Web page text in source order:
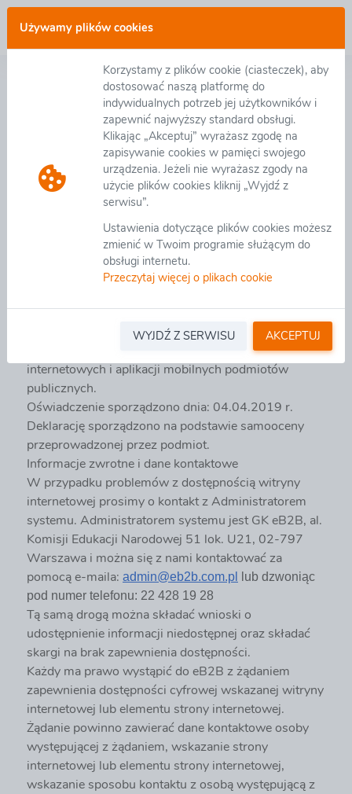
Używamy plików cookies
Korzystamy z plików cookie (ciasteczek), aby
dostosować naszą platformę do
indywidualnych potrzeb jej użytkowników i
zapewnić najwyższy standard obsługi.
Klikając „Akceptuj” wyrażasz zgodę na
zapisywanie cookies w pamięci swojego
urządzenia. Jeżeli nie wyrażasz zgody na
użycie plików cookies kliknij „Wyjdź z
serwisu”.
Ustawienia dotyczące plików cookies możesz
zmienić w Twoim programie służącym do
obsługi internetu.
Przeczytaj więcej o plikach cookie
WYJDŹ Z SERWISU AKCEPTUJ
Deklaracja dostępności
GK eB2B zobowiązuje się zapewnić dostępność
witryny internetowej https://platforma.eb2b.com.pl
wszystkich innych subdomen budowanych na
indywidualne potrzeby Klientów GK eB2B zgodnie z
ustawą z dnia 4 kwietnia 2019 r. o dostępności
podmiotów publicznych. Oświadczenie w sprawie
dostępności ma zastosowanie do witryny
https://platforma.eb2b.com.pl
Data ostatniej istotnej aktualizacji: 28.11.2022 r.
Witryna internetowa jest zgodna z ustawą z dnia 4
kwietnia 2019 r. o dostępności cyfrowej stron
internetowych i aplikacji mobilnych podmiotów
publicznych.
Oświadczenie sporządzono dnia: 04.04.2019 r.
Deklarację sporządzono na podstawie samooceny
przeprowadzonej przez podmiot.
Informacje zwrotne i dane kontaktowe
W przypadku problemów z dostępnością witryny
internetowej prosimy o kontakt z Administratorem
systemu. Administratorem systemu jest GK eB2B, al.
Komisji Edukacji Narodowej 51 lok. U21, 02-797
Warszawa i można się z nami kontaktować za
pomocą e-maila: admin@eb2b.com.pl
lub dzwoniąc
pod numer telefonu: 22 428 19 28
Tą samą drogą można składać wnioski o
udostępnienie informacji niedostępnej oraz składać
skargi na brak zapewnienia dostępności.
Każdy ma prawo wystąpić do eB2B z żądaniem
zapewnienia dostępności cyfrowej wskazanej witryny
internetowej lub elementu strony internetowej.
Żądanie powinno zawierać dane kontaktowe osoby
występującej z żądaniem, wskazanie strony
internetowej lub elementu strony internetowej,
wskazanie sposobu kontaktu z osobą występującą z